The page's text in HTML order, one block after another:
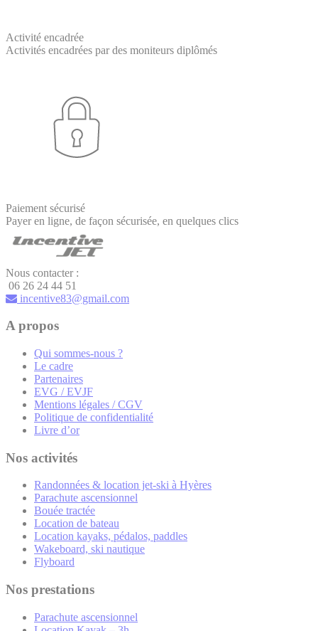
Activité encadrée
Activités encadrées par des moniteurs diplômés
Paiement sécurisé
Payer en ligne, de façon sécurisée, en quelques clics
Nous contacter :
06 26 24 44 51
incentive83@gmail.com
A propos
Qui sommes-nous ?
Le cadre
Partenaires
EVG / EVJF
Mentions légales / CGV
Politique de confidentialité
Livre d’or
Nos activités
Randonnées & location jet-ski à Hyères
Parachute ascensionnel
Bouée tractée
Location de bateau
Location kayaks, pédalos, paddles
Wakeboard, ski nautique
Flyboard
Nos prestations
Parachute ascensionnel